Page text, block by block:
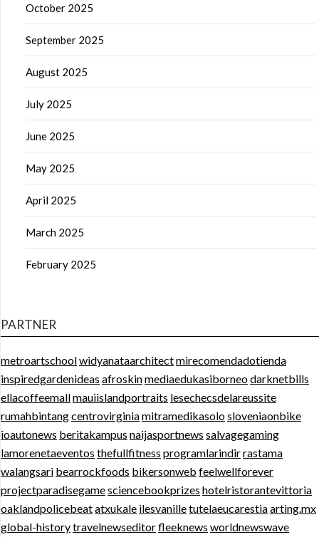
October 2025
September 2025
August 2025
July 2025
June 2025
May 2025
April 2025
March 2025
February 2025
PARTNER
metroartschoolwidyanataarchitectmirecomendadotienda
inspiredgardenideas afroskinmediaedukasiborneodarknetbills
ellacoffeemallmauiislandportraits lesechecsdelareussite
rumahbintangcentrovirginiamitramedikasolosloveniaonbike
ioautonews beritakampus naijasportnews salvagegaming
lamorenetaeventos thefullfitness programlarindirrastama
walangsari bearrockfoods bikersonweb feelwellforever
projectparadisegamesciencebookprizes hotelristorantevittoria
oaklandpolicebeatatxukale ilesvanilletutelaeucarestiaarting.mx
global-historytravelnewseditorfleeknews worldnewswave